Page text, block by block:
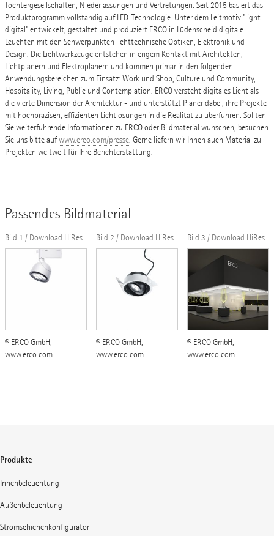
Tochtergesellschaften, Niederlassungen und Vertretungen. Seit 2015 basiert das
Produktprogramm vollständig auf LED-Technologie. Unter dem Leitmotiv "light
digital" entwickelt, gestaltet und produziert ERCO in Lüdenscheid digitale
Leuchten mit den Schwerpunkten lichttechnische Optiken, Elektronik und
Design. Die Lichtwerkzeuge entstehen in engem Kontakt mit Architekten,
Lichtplanern und Elektroplanern und kommen primär in den folgenden
Anwendungsbereichen zum Einsatz: Work und Shop, Culture und Community,
Hospitality, Living, Public und Contemplation. ERCO versteht digitales Licht als
die vierte Dimension der Architektur - und unterstützt Planer dabei, ihre Projekte
mit hochpräzisen, effizienten Lichtlösungen in die Realität zu überführen. Sollten
Sie weiterführende Informationen zu ERCO oder Bildmaterial wünschen, besuchen
Sie uns bitte aufwww.erco.com/presse. Gerne liefern wir Ihnen auch Material zu
Projekten weltweit für Ihre Berichterstattung.
Passendes Bildmaterial
Bild 1 / Download HiRes
© ERCO GmbH,
www.erco.com
Bild 2 / Download HiRes
© ERCO GmbH,
www.erco.com
Bild 3 / Download HiRes
© ERCO GmbH,
www.erco.com
Produkte
Innenbeleuchtung
Außenbeleuchtung
Stromschienenkonfigurator